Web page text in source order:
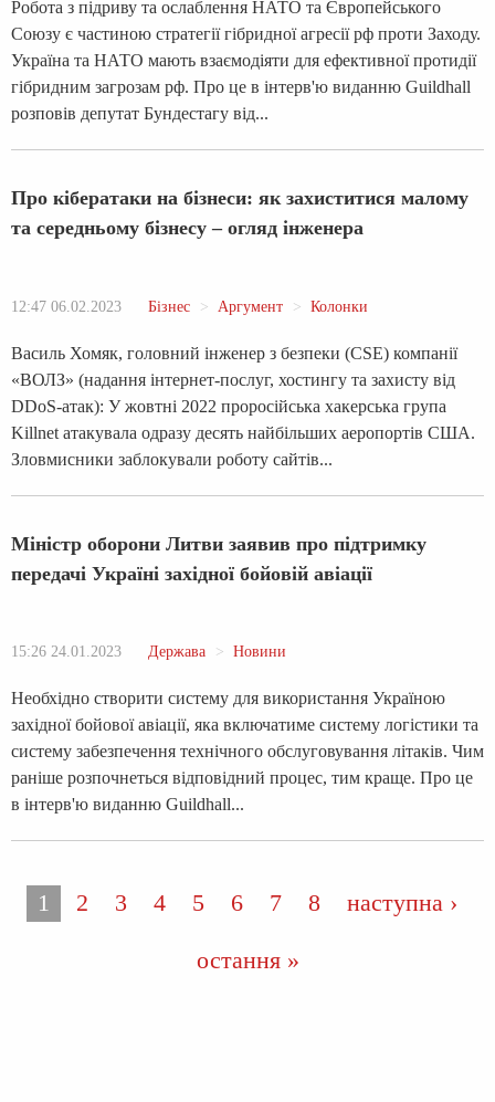
Робота з підриву та ослаблення НАТО та Європейського
Союзу є частиною стратегії гібридної агресії рф проти Заходу.
Україна та НАТО мають взаємодіяти для ефективної протидії
гібридним загрозам рф. Про це в інтерв'ю виданню Guildhall
розповів депутат Бундестагу від...
Про кібератаки на бізнеси: як захиститися малому
та середньому бізнесу – огляд інженера
12:47 06.02.2023 Бізнес Аргумент Колонки
Василь Хомяк, головний інженер з безпеки (CSE) компанії
«ВОЛЗ» (надання інтернет-послуг, хостингу та захисту від
DDoS-атак): У жовтні 2022 проросійська хакерська група
Killnet атакувала одразу десять найбільших аеропортів США.
Зловмисники заблокували роботу сайтів...
Міністр оборони Литви заявив про підтримку
передачі Україні західної бойовій авіації
15:26 24.01.2023 Держава Новини
Необхідно створити систему для використання Україною
західної бойової авіації, яка включатиме систему логістики та
систему забезпечення технічного обслуговування літаків. Чим
раніше розпочнеться відповідний процес, тим краще. Про це
в інтерв'ю виданню Guildhall...
Страницы
1 2 3 4 5 6 7 8 наступна ›
остання »